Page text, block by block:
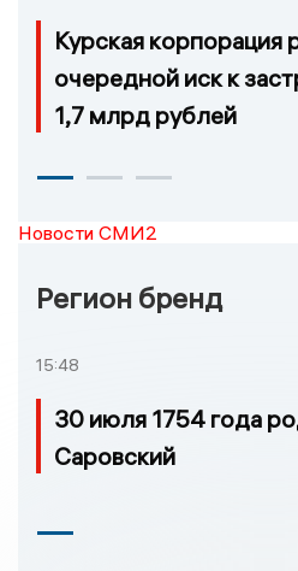
Курская корпорация
очередной иск к
1,7 млрд рублей
Новости СМИ2
Регион бренд
15:48
30 июля 1754 года
Саровский